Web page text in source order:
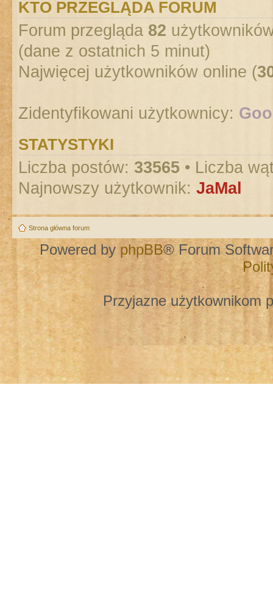
KTO PRZEGLĄDA FORUM
Forum przegląda 82
(dane z ostatnich 5 minut)
Najwięcej użytkowników online (
Zidentyfikowani użytkownicy:
STATYSTYKI
Liczba postów: 33565 • Liczba
Najnowszy użytkownik: JaMal
Strona główna forum
Powered by phpBB® Forum
Przyjazne użytkownikom